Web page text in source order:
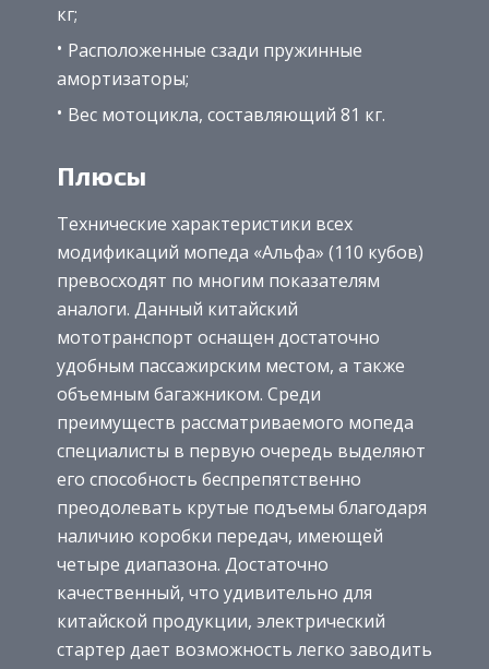
кг;
Расположенные сзади пружинные
амортизаторы;
Вес мотоцикла, составляющий 81 кг.
Плюсы
Технические характеристики всех
модификаций мопеда «Альфа» (110 кубов)
превосходят по многим показателям
аналоги. Данный китайский
мототранспорт оснащен достаточно
удобным пассажирским местом, а также
объемным багажником. Среди
преимуществ рассматриваемого мопеда
специалисты в первую очередь выделяют
его способность беспрепятственно
преодолевать крутые подъемы благодаря
наличию коробки передач, имеющей
четыре диапазона. Достаточно
качественный, что удивительно для
китайской продукции, электрический
стартер дает возможность легко заводить